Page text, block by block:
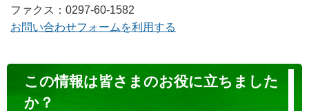
ファクス：0297-60-1582
お問い合わせフォームを利用する
ン
この情報は皆さまのお役に立ちました
か？